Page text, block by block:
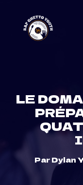
content
LE
ParDylan